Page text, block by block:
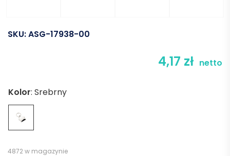
SKU:ASG-17938-00
4,17 zł netto
Kolor: Srebrny
4872 w magazynie